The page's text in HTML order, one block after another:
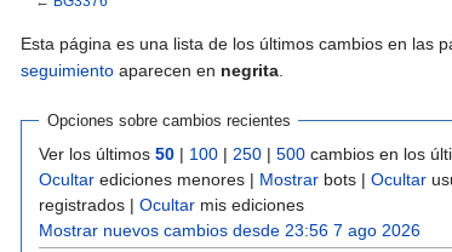
Esta página es una lista de los últimos cambios en las
seguimiento aparecen en negrita
Opciones sobre cambios recientes
Ver los últimos 50 | 100 | 250 | 500 cambios en los
Ocultar ediciones menores | Mostrar bots | Ocultar
registrados | Ocultar mis ediciones
Mostrar nuevos cambios desde 23:56 7 ago 2026